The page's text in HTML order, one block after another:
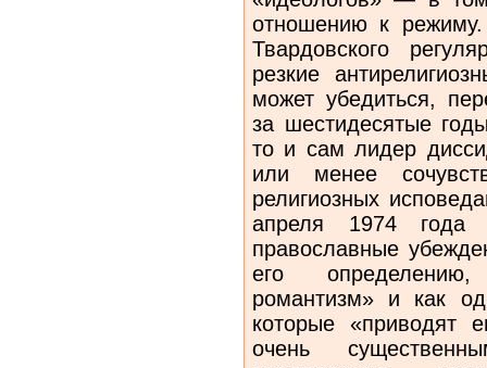
отношению к
Твардовского
резкие
может убедиться,
за шестидесятые
то и сам лидер
или менее
религиозных
апреля 1974 года
православные
его определению,
романтизм» и как
которые
очень